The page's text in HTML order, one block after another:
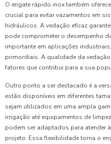
O engate rápido inox também
crucial para evitar vazamentos em
hidráulicos. A vedação eficaz
pode comprometer o desempenho
importante em aplicações
primordiais. A qualidade da
fatores que contribui para a sua
Outro ponto a ser destacado é a
estão disponíveis em diferentes
sejam utilizados em uma ampla
irrigação até equipamentos de
podem ser adaptados para atender
projeto. Essa flexibilidade torna o